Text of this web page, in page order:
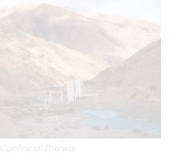
Confine di Zherwa